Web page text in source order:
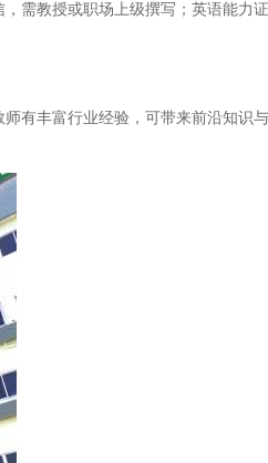
需教授或职场上级撰写；英语能力
有丰富行业经验，可带来前沿知识